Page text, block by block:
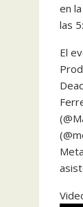
en
las
El